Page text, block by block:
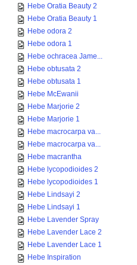
Hebe Oratia Beauty 2
Hebe Oratia Beauty 1
Hebe odora 2
Hebe odora 1
Hebe ochracea Jame...
Hebe obtusata 2
Hebe obtusata 1
Hebe McEwanii
Hebe Marjorie 2
Hebe Marjorie 1
Hebe macrocarpa va...
Hebe macrocarpa va...
Hebe macrantha
Hebe lycopodioides 2
Hebe lycopodioides 1
Hebe Lindsayi 2
Hebe Lindsayi 1
Hebe Lavender Spray
Hebe Lavender Lace 2
Hebe Lavender Lace 1
Hebe Inspiration